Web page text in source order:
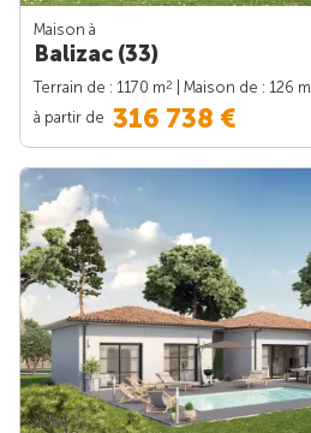
Maison à
Balizac (33)
Terrain de : 1170 m2 | Maison de : 126 m
à partir de 316 738 €